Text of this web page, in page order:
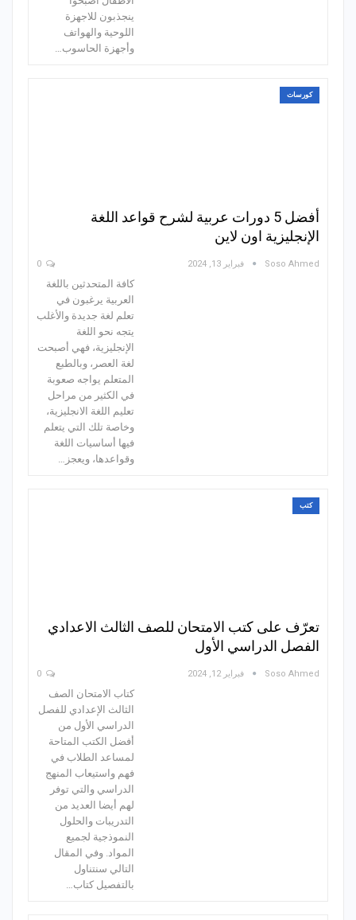
ينجذبون للاجهزة
اللوحية والهواتف
وأجهزة الحاسوب…
كورسات
أفضل 5 دورات عربية لشرح قواعد اللغة
الإنجليزية اون لاين
Soso Ahmed فبراير 13, 2024
كافة المتحدثين باللغة
العربية يرغبون في
تعلم لغة جديدة والأغلب
يتجه نحو اللغة
الإنجليزية، فهي أصبحت
لغة العصر، وبالطبع
المتعلم يواجه صعوبة
في الكثير من مراحل
تعليم اللغة الانجليزية،
وخاصة تلك التي يتعلم
فيها أساسيات اللغة
وقواعدها، ويعجز…
كتب
تعرّف على كتب الامتحان للصف الثالث الاعدادي
الفصل الدراسي الأول
Soso Ahmed فبراير 12, 2024
كتاب الامتحان الصف
الثالث الإعدادي للفصل
الدراسي الأول من
أفضل الكتب المتاحة
لمساعد الطلاب في
فهم واستيعاب المنهج
الدراسي والتي توفر
لهم أيضا العديد من
التدريبات والحلول
النموذجية لجميع
المواد. وفي المقال
التالي سنتناول
بالتفصيل كتاب…